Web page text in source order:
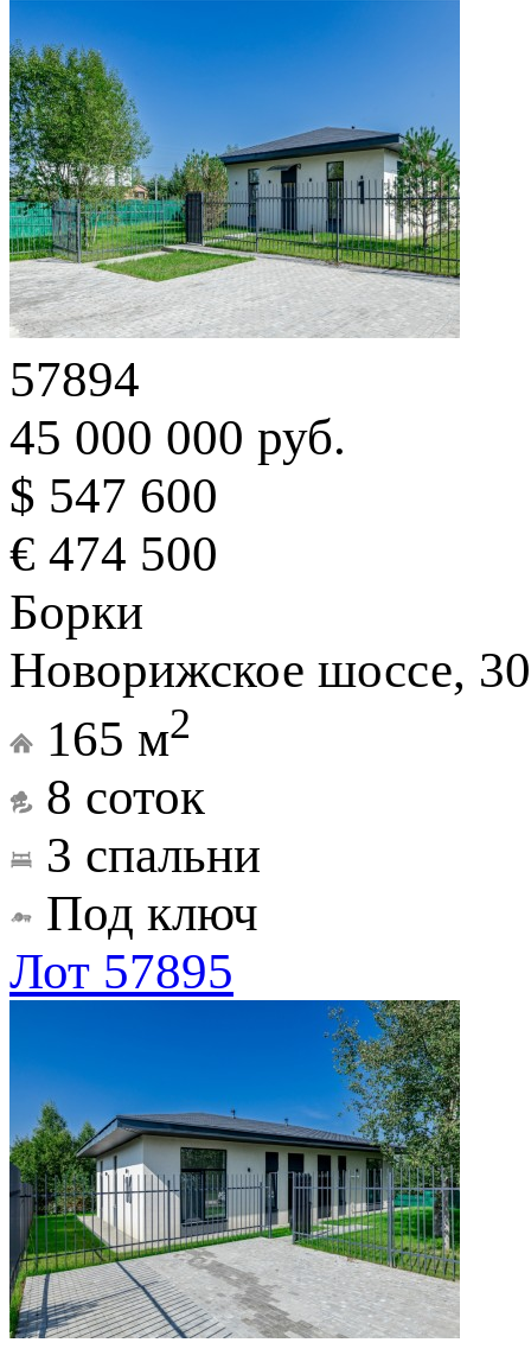
57894
45 000 000 руб.
$ 547 600
€ 474 500
Борки
Новорижское шоссе,
165 м2
8 соток
3 спальни
Под ключ
Лот 57895